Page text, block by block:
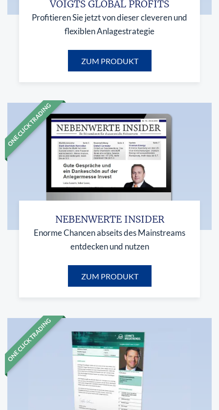
VOIGTS GLOBAL PROFITS
Profitieren Sie jetzt von dieser cleveren und
flexiblen Anlagestrategie
ZUM PRODUKT
ONE CLICK TRADING
NEBENWERTE INSIDER
Enorme Chancen abseits des Mainstreams
entdecken und nutzen
ZUM PRODUKT
ONE CLICK TRADING